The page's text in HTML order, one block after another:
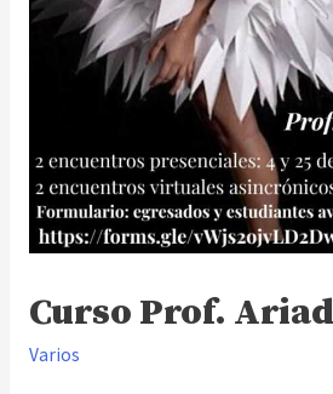
Curso Prof.
Varios